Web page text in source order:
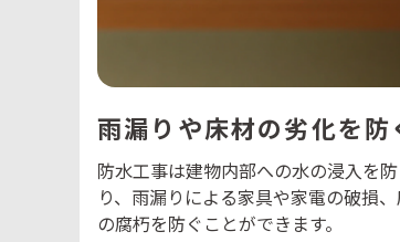
雨漏りや床材の劣化を防
防水工事は建物内部への水の浸入を
り、雨漏りによる家具や家電の破損
の腐朽を防ぐことができます。